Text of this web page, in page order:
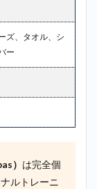
ズ、タオル、シ
ー
） は完全個
ルトレーニ